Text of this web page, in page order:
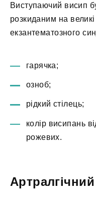
Виступаючий висип
розкиданим на великі
екзантематозного
гарячка;
озноб;
рідкий стілець;
колір висипань
рожевих.
Артралгічний